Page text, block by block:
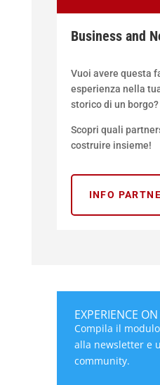
Business and
Vuoi avere questa
esperienza nella
storico di un borgo?
Scopri quali
costruire insieme!
INFO
EXPERIENCE
Compila il
alla newsletter e
community.